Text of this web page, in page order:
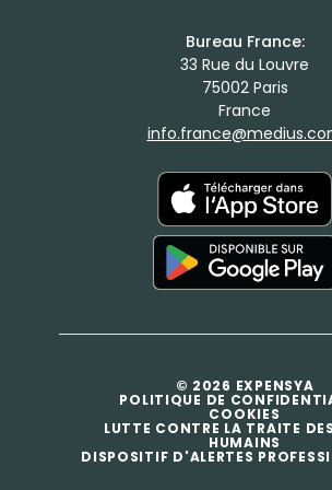
Bureau France:
33 Rue du Louvre
75002 Paris
France
© 2026 EXPENSYA
POLITIQUE DE
COOKIES
LUTTE CONTRE LA TRAITE
HUMAINS
DISPOSITIF D'ALERTES